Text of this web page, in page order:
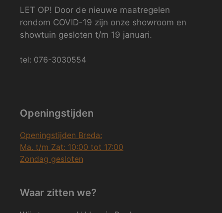
LET OP! Door de nieuwe maatregelen
rondom COVID-19 zijn onze showroom en
showtuin gesloten t/m 19 januari.
tel: 076-3030554
Openingstijden
Openingstijden Breda:
Ma. t/m Zat: 10:00 tot 17:00
Zondag gesloten
Waar zitten we?